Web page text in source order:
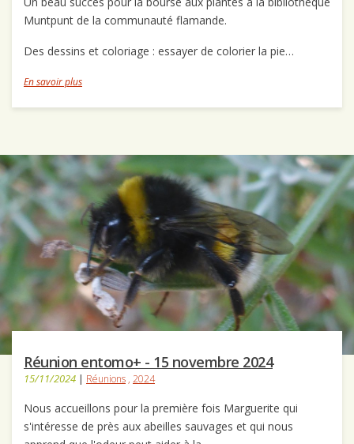
Muntpunt de la communauté flamande.
Des dessins et coloriage : essayer de colorier la pie…
En savoir plus
Réunion entomo+ - 15 novembre 2024
15/11/2024 | Réunions , 2024
Nous accueillons pour la première fois Marguerite qui
s'intéresse de près aux abeilles sauvages et qui nous